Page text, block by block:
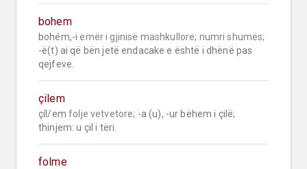
bohem
bohém,-i emër i gjinisë mashkullore; numri shumës;
-ë(t) ai që bën jetë endacake e është i dhënë pas
qejfeve.
çilem
çíl/em folje vetvetore; -a (u), -ur bëhem i çilë;
thinjem: u çil i tëri.
folme